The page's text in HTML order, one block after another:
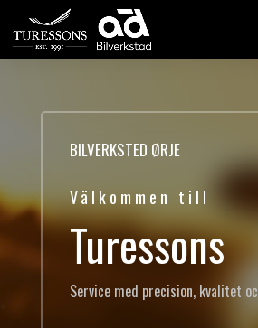
BILVERKSTED ØRJE
Välkommen till
Turessons
Service med precision, kvalitet